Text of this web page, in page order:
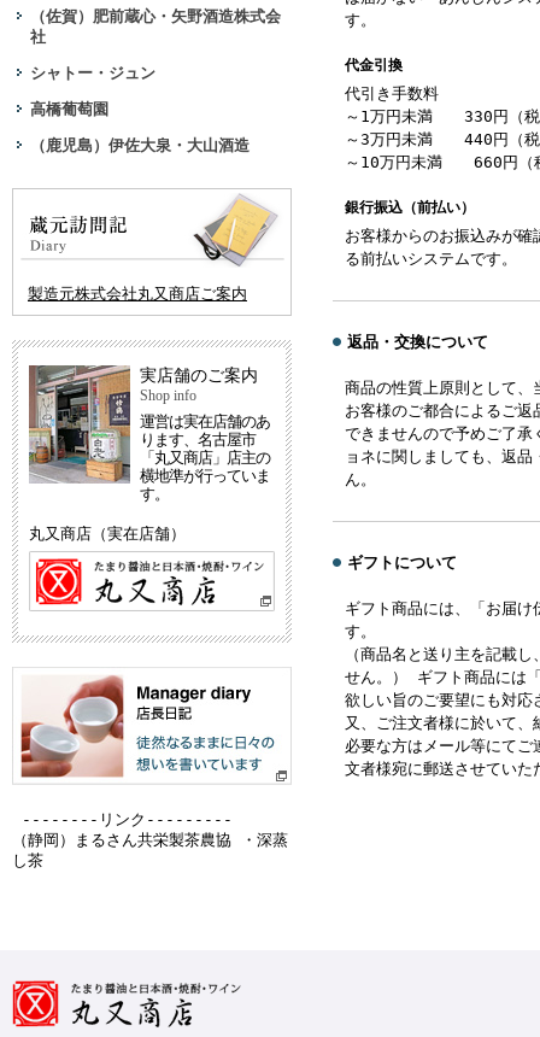
（佐賀）肥前蔵心・矢野酒造株式会
社
シャトー・ジュン
高橋葡萄園
（鹿児島）伊佐大泉・大山酒造
製造元株式会社丸又商店ご案内
実店舗のご案内
Shop info
運営は実在店舗のあ
ります、名古屋市
「丸又商店」店主の
横地準が行っていま
す。
丸又商店（実在店舗）
--------リンク---------
（静岡）
まるさん共栄製茶農協 ・深蒸
し茶
す。
代金引換
代引き手数料
～1万円未満 330円（税
～3万円未満 440円（税
～10万円未満 660円（
銀行振込（前払い）
お客様からのお振込みが
る前払いシステムです。
返品・交換について
商品の性質上原則として、
お客様のご都合によるご
できませんので予めご了承
ョネに関しましても、返
ん。
ギフトについて
ギフト商品には、「お届
す。
（商品名と送り主を記載
せん。） ギフト商品には
欲しい旨のご要望にも対応
又、ご注文者様に於いて
必要な方はメール等にて
文者様宛に郵送させていた